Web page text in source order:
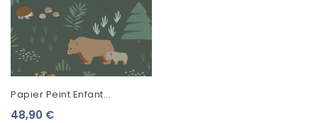
Papier Peint Enfant
Collection Forest Friends
48,90 €